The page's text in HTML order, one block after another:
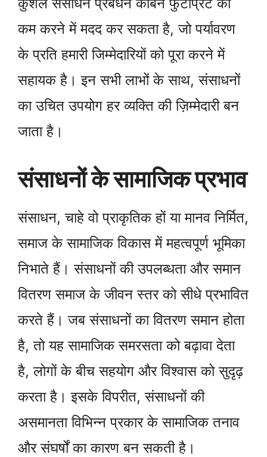
कम करने में मदद कर सकता है, जो पर्यावरण
के प्रति हमारी जिम्मेदारियों को पूरा करने में
सहायक है। इन सभी लाभों के साथ, संसाधनों
का उचित उपयोग हर व्यक्ति की ज़िम्मेदारी बन
जाता है।
संसाधनों के सामाजिक प्रभाव
संसाधन, चाहे वो प्राकृतिक हों या मानव निर्मित,
समाज के सामाजिक विकास में महत्वपूर्ण भूमिका
निभाते हैं। संसाधनों की उपलब्धता और समान
वितरण समाज के जीवन स्तर को सीधे प्रभावित
करते हैं। जब संसाधनों का वितरण समान होता
है, तो यह सामाजिक समरसता को बढ़ावा देता
है, लोगों के बीच सहयोग और विश्वास को सुदृढ़
करता है। इसके विपरीत, संसाधनों की
असमानता विभिन्न प्रकार के सामाजिक तनाव
और संघर्षों का कारण बन सकती है।